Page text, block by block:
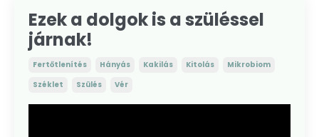
Ezek a dolgok is a szüléssel
járnak!
Fertőtlenítés Hányás Kakilás Kitolás
Mikrobiom
Széklet
Szülés Vér